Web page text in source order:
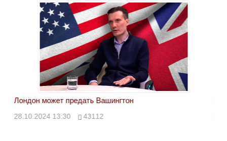
Лондон может предать Вашингтон
28.10.2024 13:30 43112